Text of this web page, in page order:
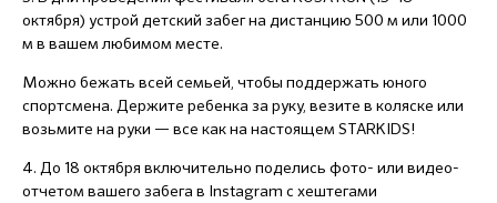
октября) устрой детский забег на дистанцию 500 м или 1000
м в вашем любимом месте.
Можно бежать всей семьей, чтобы поддержать юного
спортсмена. Держите ребенка за руку, везите в коляске или
возьмите на руки — все как на настоящем STARKIDS!
4. До 18 октября включительно поделись фото- или видео-
отчетом вашего забега в Instagram с хештегами